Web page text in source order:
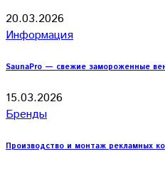
20.03.2026
Информация
SaunaPro — свежие замороженные
15.03.2026
Бренды
Производство и монтаж рекламных